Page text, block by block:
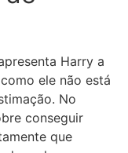
Harry a
ele não está
No
conseguir
que